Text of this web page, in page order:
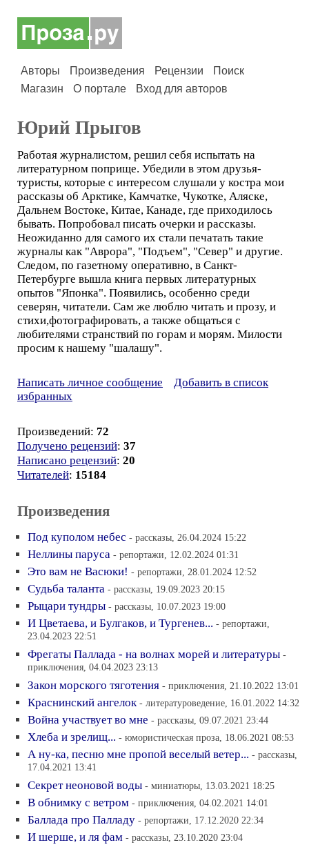
Авторы Произведения Рецензии
Поиск
Магазин
О портале Вход для авторов
Юрий Прыгов
Работая журналистом, решил себя испытать на
литературном поприще. Убедили в этом друзья-
туристы, которые с интересом слушали у костра мои
рассказы об Арктике, Камчатке, Чукотке, Аляске,
Дальнем Востоке, Китае, Канаде, где приходилось
бывать. Попробовал писать очерки и рассказы.
Неожиданно для самого их стали печатать такие
журналы как "Аврора", "Подъем", "Север" и другие.
Следом, по газетному оперативно, в Санкт-
Петербурге вышла книга первых литературных
опытов "Японка". Появились, особенно среди
северян, читатели. Сам же люблю читать и прозу, и
стихи,фотографировать, а также общаться с
любителями странствий по горам и морям. Милости
просим к нашему "шалашу".
Написать личное сообщение
Добавить в список
избранных
Произведений: 72
Получено рецензий: 37
Написано рецензий: 20
Читателей: 15184
Произведения
Под куполом небес - рассказы, 26.04.2024 15:22
Неллины паруса - репортажи, 12.02.2024 01:31
Это вам не Васюки! - репортажи, 28.01.2024 12:52
Судьба таланта - рассказы, 19.09.2023 20:15
Рыцари тундры - рассказы, 10.07.2023 19:00
И Цветаева, и Булгаков, и Тургенев... - репортажи,
23.04.2023 22:51
Фрегаты Паллада - на волнах морей и литературы -
приключения, 04.04.2023 23:13
Закон морского тяготения - приключения, 21.10.2022 13:01
Краснинский ангелок - литературоведение, 16.01.2022 14:32
Война участвует во мне - рассказы, 09.07.2021 23:44
Хлеба и зрелищ... - юмористическая проза, 18.06.2021 08:53
А ну-ка, песню мне пропой веселый ветер... - рассказы,
17.04.2021 13:41
Секрет неоновой воды - миниатюры, 13.03.2021 18:25
В обнимку с ветром - приключения, 04.02.2021 14:01
Баллада про Палладу - репортажи, 17.12.2020 22:34
И шерше, и ля фам - рассказы, 23.10.2020 23:04